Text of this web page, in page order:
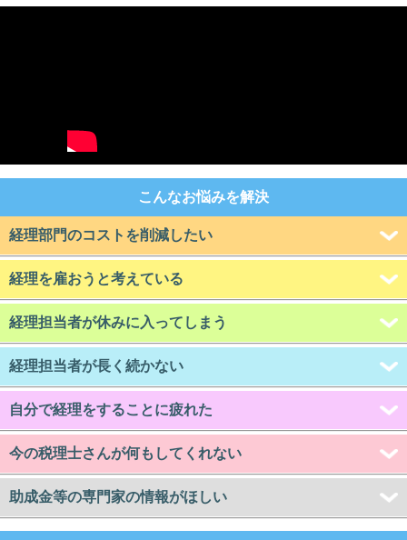
こんなお悩みを解決
経理部門のコストを削減したい
経理を雇おうと考えている
経理担当者が休みに入ってしまう
経理担当者が長く続かない
自分で経理をすることに疲れた
今の税理士さんが何もしてくれない
助成金等の専門家の情報がほしい